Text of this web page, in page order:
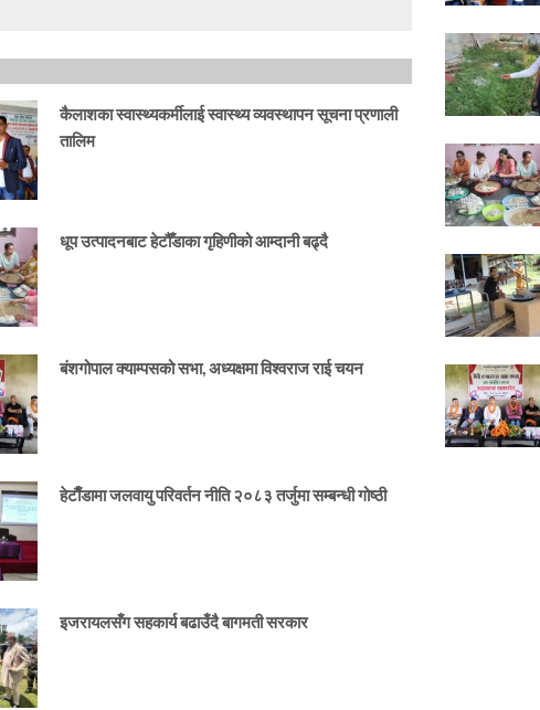
कैलाशका स्वास्थ्यकर्मीलाई स्वास्थ्य व्यवस्थापन सूचना प्रणाली
तालिम
धूप उत्पादनबाट हेटौँडाका गृहिणीको आम्दानी बढ्दै
बंशगोपाल क्याम्पसको सभा, अध्यक्षमा विश्वराज राई चयन
हेटाैँडामा जलवायु परिवर्तन नीति २०८३ तर्जुमा सम्बन्धी गोष्ठी
इजरायलसँग सहकार्य बढाउँदै बागमती सरकार